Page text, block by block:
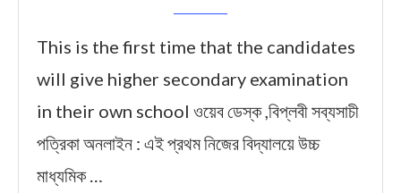
This is the first time that the candidates
will give higher secondary examination
in their own school ওয়েব ডেস্ক ,বিপ্লবী সব্যসাচী
পত্রিকা অনলাইন : এই প্রথম নিজের বিদ্যালয়ে উচ্চ
মাধ্যমিক …